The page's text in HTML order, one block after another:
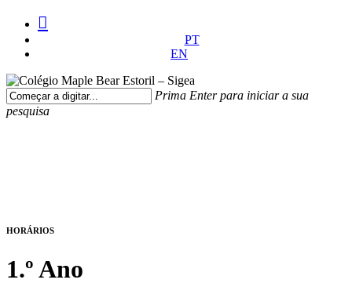
facebook
instagram
medium
PT
EN
Prima Enter para iniciar a sua
pesquisa
HORÁRIOS
1.º Ano